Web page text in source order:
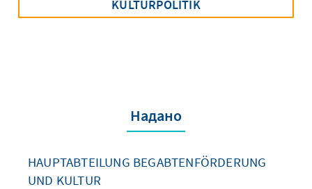
KULTURPOLITIK
Надано
HAUPTABTEILUNG BEGABTENFÖRDERUNG
UND KULTUR